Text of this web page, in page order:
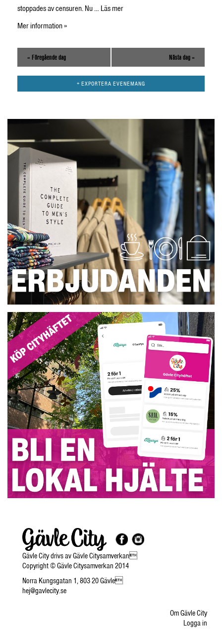
stoppades av censuren. Nu … Läs mer
Mer information »
« Föregående dag Nästa dag »
+ EXPORTERA EVENEMANG
Gävle City drivs av Gävle Citysamverkan
Copyright © Gävle Citysamverkan 2014
Norra Kungsgatan 1, 803 20 Gävle
hej@gavlecity.se
Om Gävle City
Logga in